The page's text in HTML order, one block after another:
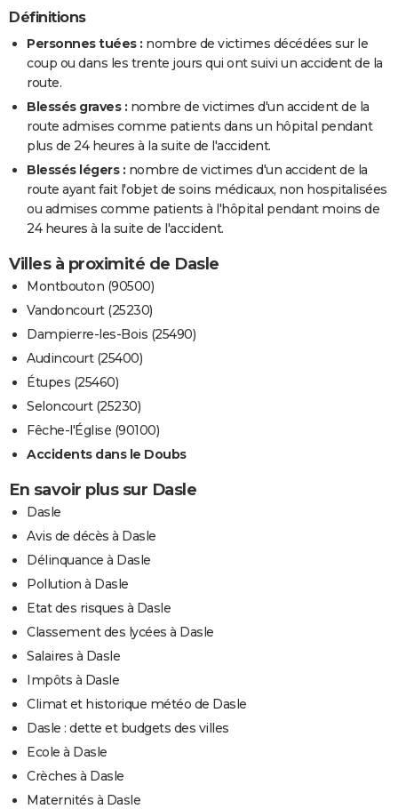
Définitions
Personnes tuées : nombre de victimes décédées sur le
coup ou dans les trente jours qui ont suivi un accident de la
route.
Blessés graves : nombre de victimes d'un accident de la
route admises comme patients dans un hôpital pendant
plus de 24 heures à la suite de l'accident.
Blessés légers : nombre de victimes d'un accident de la
route ayant fait l'objet de soins médicaux, non hospitalisées
ou admises comme patients à l'hôpital pendant moins de
24 heures à la suite de l'accident.
Villes à proximité de Dasle
Montbouton (90500)
Vandoncourt (25230)
Dampierre-les-Bois (25490)
Audincourt (25400)
Étupes (25460)
Seloncourt (25230)
Fêche-l'Église (90100)
Accidents dans le Doubs
En savoir plus sur Dasle
Dasle
Avis de décès à Dasle
Délinquance à Dasle
Pollution à Dasle
Etat des risques à Dasle
Classement des lycées à Dasle
Salaires à Dasle
Impôts à Dasle
Climat et historique météo de Dasle
Dasle : dette et budgets des villes
Ecole à Dasle
Crèches à Dasle
Maternités à Dasle